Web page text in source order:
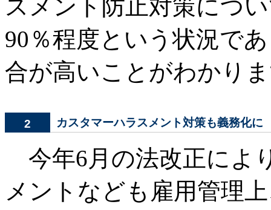
スメント防止対策につ
90％程度という状況で
合が高いことがわかり
2 カスタマーハラスメント対策も義務化に
今年6月の法改正によ
メントなども雇用管理